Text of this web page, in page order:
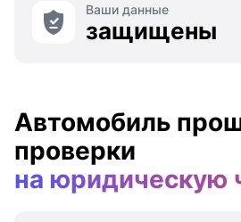
Ваши данные
защищены
Автомобиль
проверки
на юридическую